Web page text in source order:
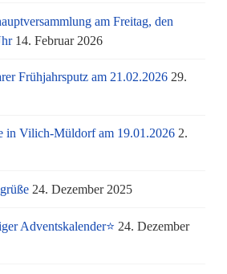
am Freitag, den
14. Februar 2026
Frühjahrsputz am 21.02.2026 29.
in Vilich-Müldorf am 19.01.2026 2.
24. Dezember 2025
Adventskalender⭐ 24. Dezember